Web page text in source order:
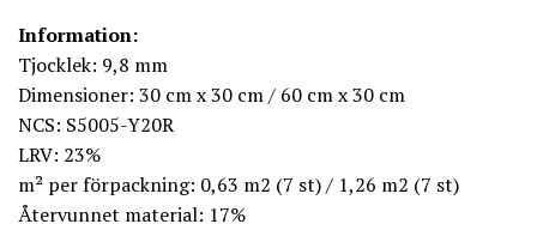
Information:
Tjocklek: 9,8 mm
Dimensioner: 30 cm x 30 cm / 60 cm x 30 cm
NCS: S5005-Y20R
LRV: 23%
m² per förpackning: 0,63 m2 (7 st) / 1,26 m2 (7 st)
Återvunnet material: 17%